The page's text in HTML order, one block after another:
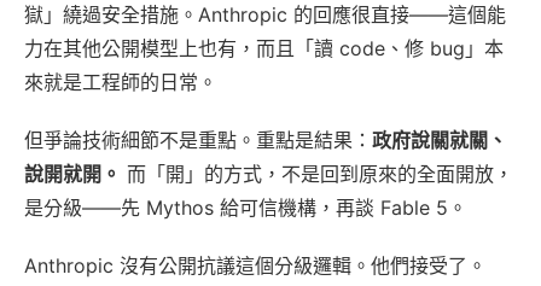
獄」繞過安全措施。Anthropic 的回應很直接——這個能
力在其他公開模型上也有，而且「讀 code、修 bug」本
來就是工程師的日常。
但爭論技術細節不是重點。重點是結果： 政府說關就關、
說開就開。 而「開」的方式，不是回到原來的全面開放，
是分級——先 Mythos 給可信機構，再談 Fable 5。
Anthropic 沒有公開抗議這個分級邏輯。他們接受了。